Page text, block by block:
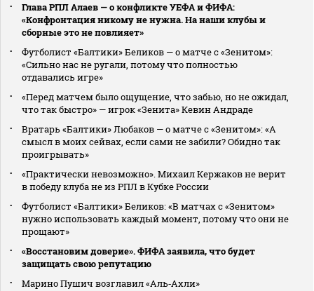
Глава РПЛ Алаев — о конфликте УЕФА и ФИФА:
«Конфронтация никому не нужна. На наши клубы и
сборные это не повлияет»
Футболист «Балтики» Беликов — о матче с «Зенитом»:
«Сильно нас не ругали, потому что полностью
отдавались игре»
«Перед матчем было ощущение, что забью, но не ожидал,
что так быстро» — игрок «Зенита» Кевин Андраде
Вратарь «Балтики» Любаков — о матче с «Зенитом»: «А
смысл в моих сейвах, если сами не забили? Обидно так
проигрывать»
«Практически невозможно». Михаил Кержаков не верит
в победу клуба не из РПЛ в Кубке России
Футболист «Балтики» Беликов: «В матчах с «Зенитом»
нужно использовать каждый момент, потому что они не
прощают»
«Восстановим доверие». ФИФА заявила, что будет
защищать свою репутацию
Марино Пушич возглавил «Аль‑Ахли»